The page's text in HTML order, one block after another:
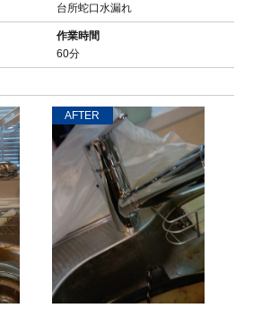
台所蛇口水漏れ
作業時間
60分
AFTER